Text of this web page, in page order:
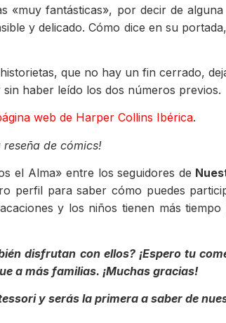
«muy fantásticas», por decir de
y delicado. Cómo dice en su
que no hay un fin cerrado,
haber leído los dos números previos.
web de Harper Collins Ibérica.
de cómics!
el Alma» entre los seguidores de
perfil para saber cómo puedes
y los niños tienen más
disfrutan con ellos? ¡Espero tu
a más familias. ¡Muchas gracias!
y serás la primera a saber de